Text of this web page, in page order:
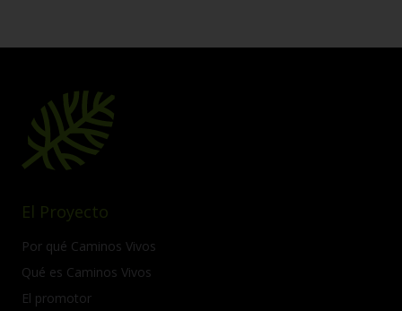
El Proyecto
Por qué Caminos Vivos
Qué es Caminos Vivos
El promotor